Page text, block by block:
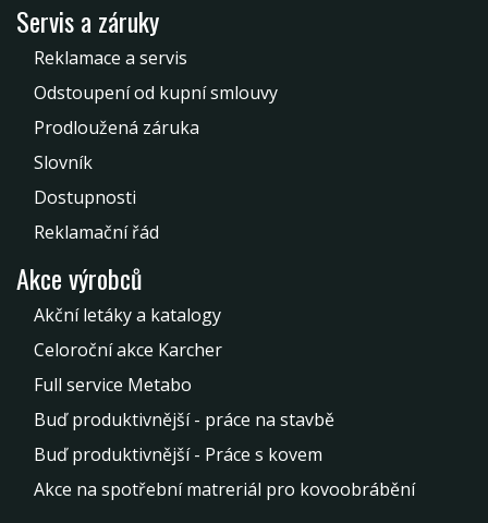
Servis a záruky
Reklamace a servis
Odstoupení od kupní smlouvy
Prodloužená záruka
Slovník
Dostupnosti
Reklamační řád
Akce výrobců
Akční letáky a katalogy
Celoroční akce Karcher
Full service Metabo
Buď produktivnější - práce na stavbě
Buď produktivnější - Práce s kovem
Akce na spotřební matreriál pro kovoobrábění